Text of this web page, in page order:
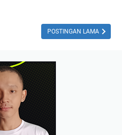
POSTINGAN LAMA